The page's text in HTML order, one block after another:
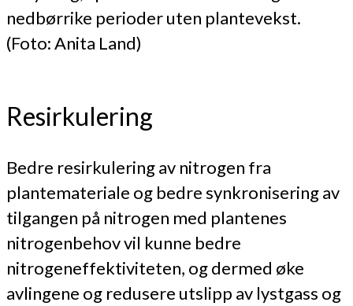
nedbørrike perioder uten plantevekst.
(Foto: Anita Land)
Resirkulering
Bedre resirkulering av nitrogen fra
plantemateriale og bedre synkronisering av
tilgangen på nitrogen med plantenes
nitrogenbehov vil kunne bedre
nitrogeneffektiviteten, og dermed øke
avlingene og redusere utslipp av lystgass og